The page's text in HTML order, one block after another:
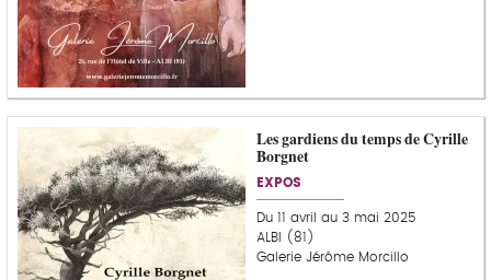
Les gardiens du temps de Cyrille
Borgnet
EXPOS
Du 11 avril au 3 mai 2025
ALBI (81)
Galerie Jérôme Morcillo